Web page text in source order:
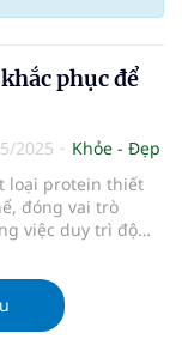
phục để
2025
Khỏe - Đẹp
loại protein thiết
đóng vai trò
việc duy trì độ
tuổi tác tăng
tự nhiên trong
dẫn đến nhiều